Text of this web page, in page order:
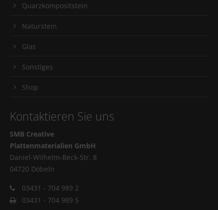
Quarzkompositstein
Naturstein
Glas
Sonstiges
Shop
Kontaktieren Sie uns
SMB Creative
Plattenmaterialien GmbH
Daniel-Wilhelm-Beck-Str. 8
04720 Döbeln
03431 - 704 989 2
03431 - 704 989 5